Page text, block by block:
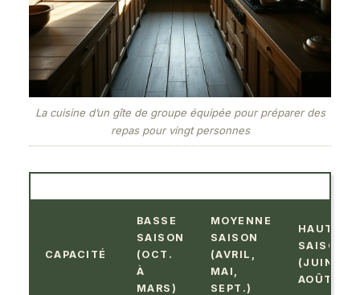
La cuisine d’un gîte de groupe équipée pour préparer des
repas pour vingt personnes
CAPACITÉ
BASSE
SAISON
(OCT.
À
MARS)
MOYENNE
SAISON
(AVRIL,
MAI,
SEPT.)
HAUTE
SAISON
(JUIN À
AOÛT)